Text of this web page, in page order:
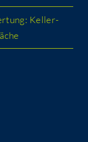
Kel­ler­